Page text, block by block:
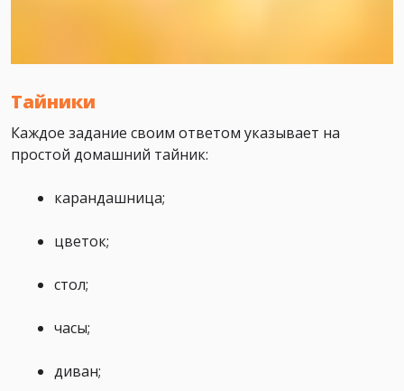
Тайники
Каждое задание своим ответом указывает на
простой домашний тайник:
карандашница;
цветок;
стол;
часы;
диван;